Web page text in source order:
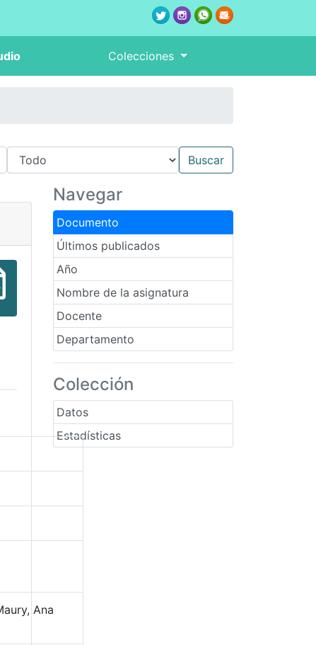
Colecciones
Navegar
Documento
Últimos publicados
Año
Nombre de la asignatura
Docente
Departamento
Colección
Datos
Estadísticas
Ana